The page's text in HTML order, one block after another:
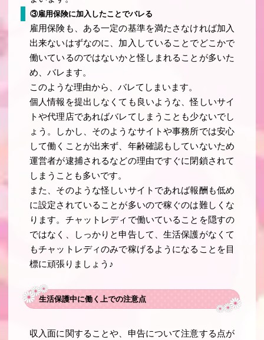
③雇用保険に加入したことでバレる
雇用保険も、ある一定の基準を満たさなければ加入
出来ないはずなのに、加入していることでどこかで
働いているのではないかと怪しまれることが多いた
め、バレます。
このような理由から、バレてしまいます。
個人情報を提出しなくても良いような、怪しいサイ
トや代理店であればバレてしまうことも少ないでし
ょう。しかし、そのようなサイトや事務所では安心
して働くことが出来ず、年齢確認もしていないため
運営者が逮捕されるなどの理由ですぐに閉鎖されて
しまうことも多いです。
また、そのような怪しいサイトであれば報酬も低め
に設定されていることが多いので稼ぐのは難しくな
ります。チャットレディで働いていることを隠すの
ではなく、しっかりと申告して、生活保護がなくて
もチャットレディのみで稼げるようになることを目
標に頑張りましょう♪
生活保護中に働く上での注意点
収入面に関することや、申告について注意する点が